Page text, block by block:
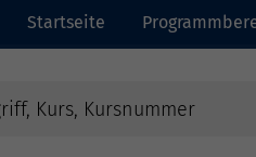
Startseite